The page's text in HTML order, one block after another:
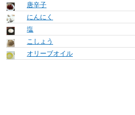
唐辛子
にんにく
塩
こしょう
オリーブオイル